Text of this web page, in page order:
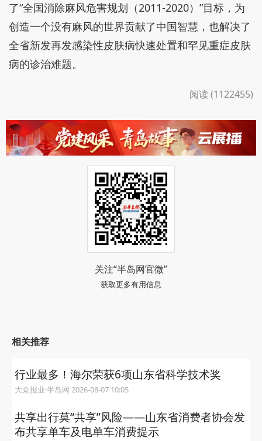
了“全国消除麻风危害规划（2011-2020）”目标，为
创造一个没有麻风的世界贡献了中国智慧，也解决了
全省新发再发感染性皮肤病快速处置和罕见重症皮肤
病的诊治难题。
阅读 (1122455)
关注“半岛网官微”
获取更多有用信息
相关推荐
行业最多！海尔荣获6项山东省科学技术奖
大众报业·半岛网 2026-08-07 10:05
共享出行莫“共享”风险——山东省消费者协会发
布共享单车及电单车消费提示